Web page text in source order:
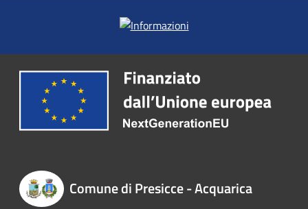
Comune di Presicce - Acquarica